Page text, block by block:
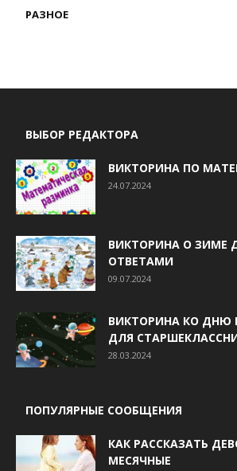
РАЗНОЕ
ВЫБОР РЕДАКТОРА
ВИКТОРИНА ПО
24.07.2024
ВИКТОРИНА О ЗИМЕ
ОТВЕТАМИ
09.07.2024
ВИКТОРИНА КО ДНЮ
ДЛЯ
28.03.2024
ПОПУЛЯРНЫЕ СООБЩЕНИЯ
КАК РАССКАЗАТЬ
МЕСЯЧНЫЕ